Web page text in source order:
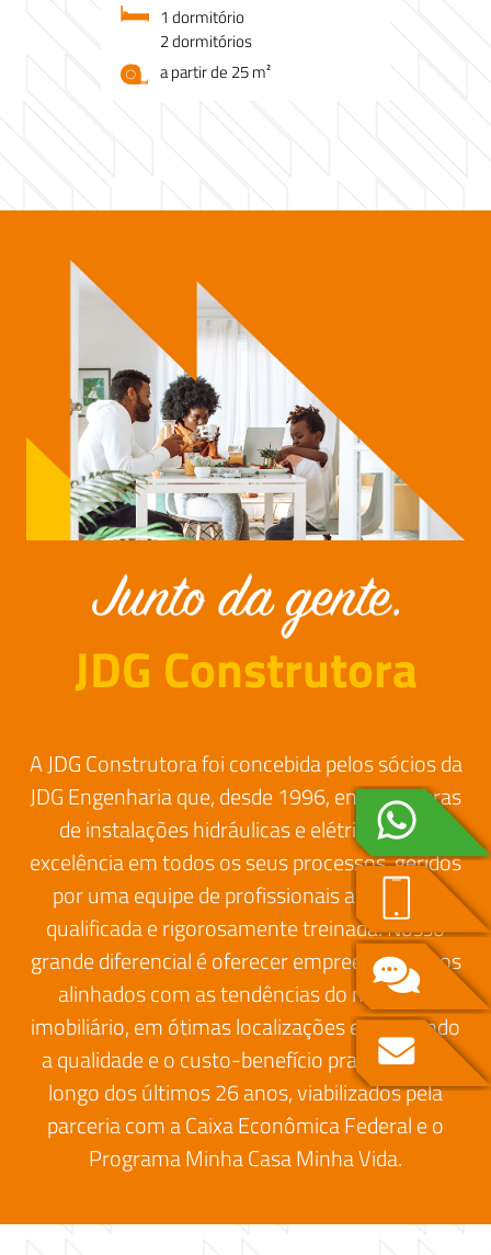
1 dormitório
2 dormitórios
a partir de 25 m²
JDG Construtora
A JDG Construtora foi concebida pelos sócios da
JDG Engenharia que, desde 1996, entrega obras
de instalações hidráulicas e elétricas com
excelência em todos os seus processos, geridos
por uma equipe de profissionais altamente
qualificada e rigorosamente treinada. Nosso
grande diferencial é oferecer empreendimentos
alinhados com as tendências do mercado
imobiliário, em ótimas localizações e mantendo
a qualidade e o custo-benefício praticados ao
longo dos últimos 26 anos, viabilizados pela
parceria com a Caixa Econômica Federal e o
Programa Minha Casa Minha Vida.